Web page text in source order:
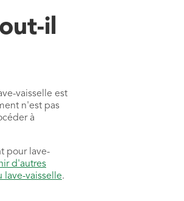
il
vaisselle est
n'est pas
à
pour lave-
d'autres
lave-vaisselle.